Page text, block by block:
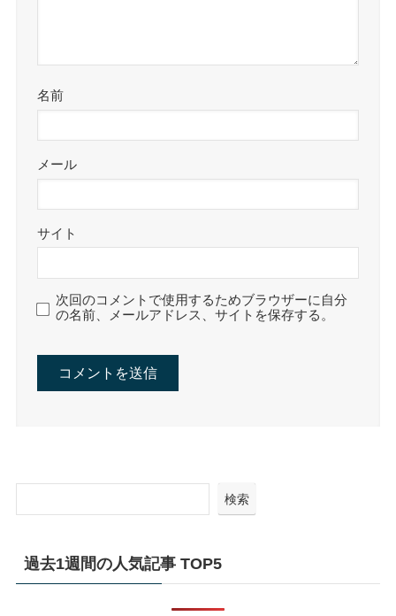
名前
メール
サイト
次回のコメントで使用するためブラウザーに自分
の名前、メールアドレス、サイトを保存する。
検索
過去1週間の人気記事 TOP5